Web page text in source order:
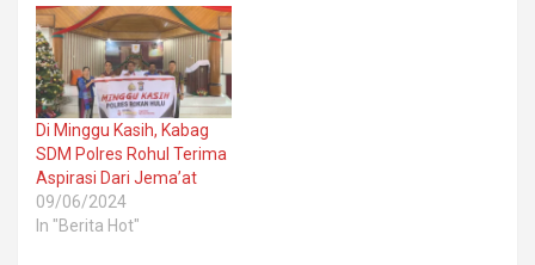
Di Minggu Kasih, Kabag
SDM Polres Rohul Terima
Aspirasi Dari Jema’at
09/06/2024
In "Berita Hot"